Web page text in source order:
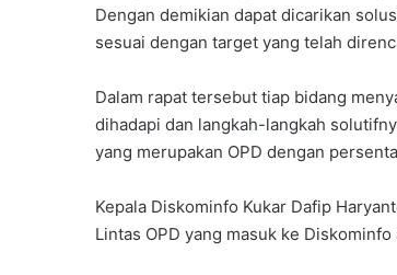
Dengan demikian dapat dicarikan
sesuai dengan target yang telah
Dalam rapat tersebut tiap bidang
dihadapi dan langkah-langkah
yang merupakan OPD dengan
Kepala Diskominfo Kukar Dafip
Lintas OPD yang masuk ke